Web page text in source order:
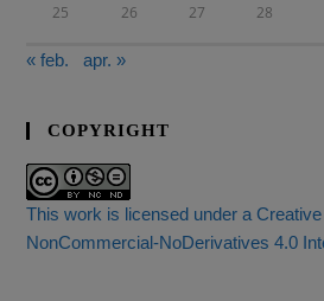
25 26 27 28
« feb. apr. »
COPYRIGHT
This work is licensed under a
NonCommercial-NoDerivatives 4.0